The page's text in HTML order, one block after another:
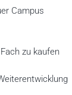
Campus
zu kaufen